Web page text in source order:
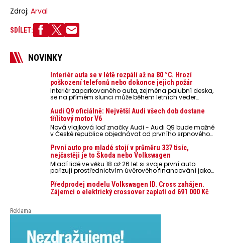
Zdroj: Arval
SDÍLET:
NOVINKY
Interiér auta se v létě rozpálí až na 80 °C. Hrozí
poškození telefonů nebo dokonce jejich požár
Interiér zaparkovaného auta, zejména palubní deska,
se na přímém slunci může během letních veder
nebezpečí pro odložené mobilní telefony, powerbanky
nebo notebooky. Můžou urychlit stárnutí baterií,
poškodit elektroniku a ve výjimečných případech i
zvýšit riziko požáru.
Audi Q9 oficiálně: Největší Audi všech dob dostane
třílitový motor V6
Nová vlajková loď značky Audi - Audi Q9 bude možné
v České republice objednávat od prvního srpnového
První auto pro mladé stojí v průměru 337 tisíc,
nejčastěji je to Škoda nebo Volkswagen
Mladí lidé ve věku 18 až 26 let si svoje první auto
pořizují prostřednictvím úvěrového financování jako
auto. Průměrná pořizovací cena vozu dosahuje 337
tisíc korun a průměrná financovaná částka
přesahuje 251 tisíc korun. Vyplývá to z dat Leasingu
Předprodej modelu Volkswagen ID. Cross zahájen.
Zájemci o elektrický crossover zaplatí od 691 000 Kč
Reklama